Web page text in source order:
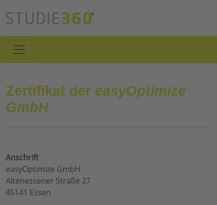
Zertifikat der easyOptimize
GmbH
Anschrift
easyOptimize GmbH
Altenessener Straße 27
45141 Essen